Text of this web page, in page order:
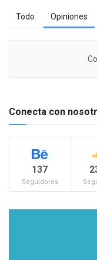
Todo Opiniones
Conecta con
137
Seguidores